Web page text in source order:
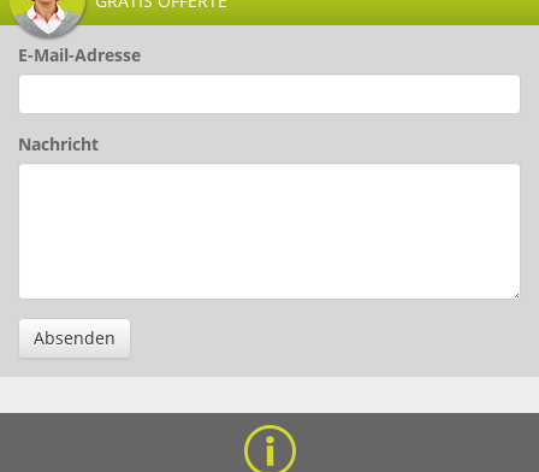
E-Mail-Adresse
Nachricht
Absenden